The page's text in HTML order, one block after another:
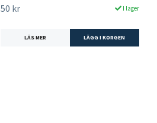
50 kr I lager
LÄS MER LÄGG I KORGEN